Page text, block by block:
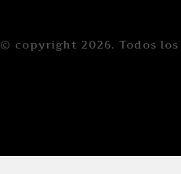
© copyright 2026. Todos los